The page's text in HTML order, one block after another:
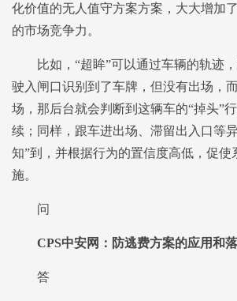
化价值的无人值守方案方案，大大增加
的市场竞争力。
比如，“超眸”可以通过车辆的轨迹，
驶入闸口识别到了车牌，但没有出场，
场，那后台就会判断到这辆车的“掉头”
续；同样，跟车进出场、滞留出入口等
知”到，并根据行为的置信度高低，促使
施。
问
CPS中安网：防逃费方案的应用和
答